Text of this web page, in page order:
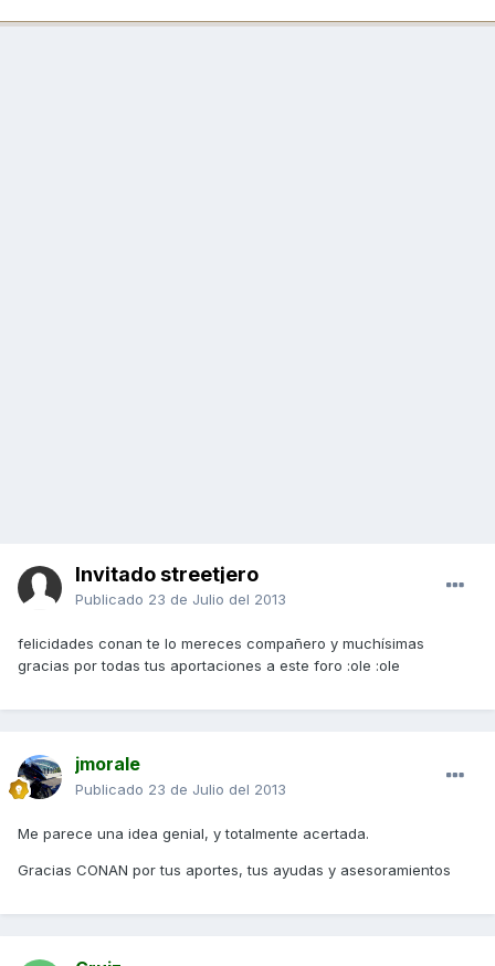
Invitado streetjero
Publicado 23 de Julio del 2013
felicidades conan te lo mereces compañero y muchísimas
gracias por todas tus aportaciones a este foro :ole :ole
jmorale
Publicado 23 de Julio del 2013
Me parece una idea genial, y totalmente acertada.
Gracias CONAN por tus aportes, tus ayudas y asesoramientos